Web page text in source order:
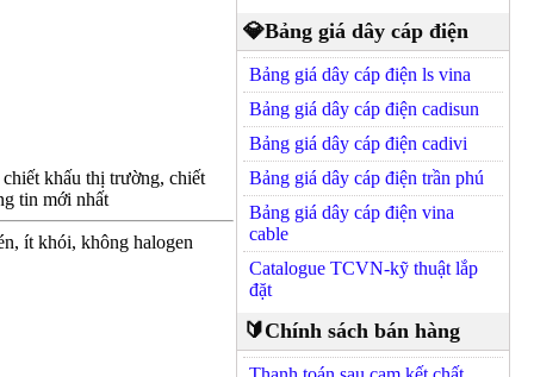
khấu thị trường, chiết
tin mới nhất
ít khói, không halogen
💎Bảng giá dây cáp điện
Bảng giá dây cáp điện ls vina
Bảng giá dây cáp điện cadisun
Bảng giá dây cáp điện cadivi
Bảng giá dây cáp điện trần phú
Bảng giá dây cáp điện vina
cable
Catalogue TCVN-kỹ thuật lắp
đặt
🔰Chính sách bán hàng